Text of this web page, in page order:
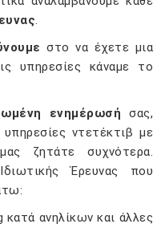
.
στο να έχετε μια
υπηρεσίες κάναμε το
ενημέρωσή σας,
ντετέκτιβ με
ζητάτε συχνότερα.
Έρευνας που
κατά ανηλίκων και άλλες